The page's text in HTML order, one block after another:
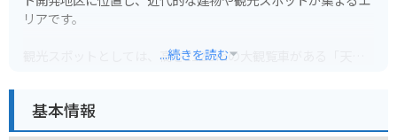
リアです。
観光スポットとしては、高さ112.5mの大観覧車がある「天保
夜は、大阪湾の夜景を一望できるロマンチックな場所に変身し
ます。
...続きを読む
基本情報